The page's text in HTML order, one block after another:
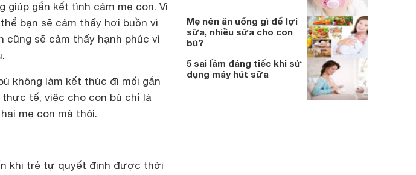
giúp gắn kết tình cảm mẹ con. Vì
bạn sẽ cảm thấy hơi buồn vì
cũng sẽ cảm thấy hạnh phúc vì
không làm kết thúc đi mối gắn
tế, việc cho con bú chỉ là
mẹ con mà thôi.
khi trẻ tự quyết định được thời
Mẹ nên ăn uống gì để lợi
sữa, nhiều sữa cho con
bú?
5 sai lầm đáng tiếc khi sử
dụng máy hút sữa